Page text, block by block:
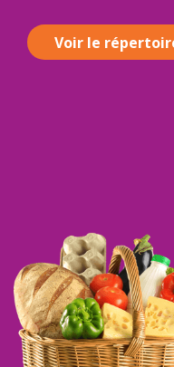
Voir le